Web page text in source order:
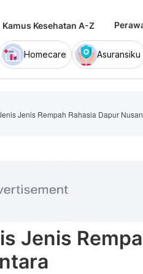
Kamus Kesehatan A-Z
Homecare Asuransiku
Jenis Rempah Rahasia Dapur
Jenis